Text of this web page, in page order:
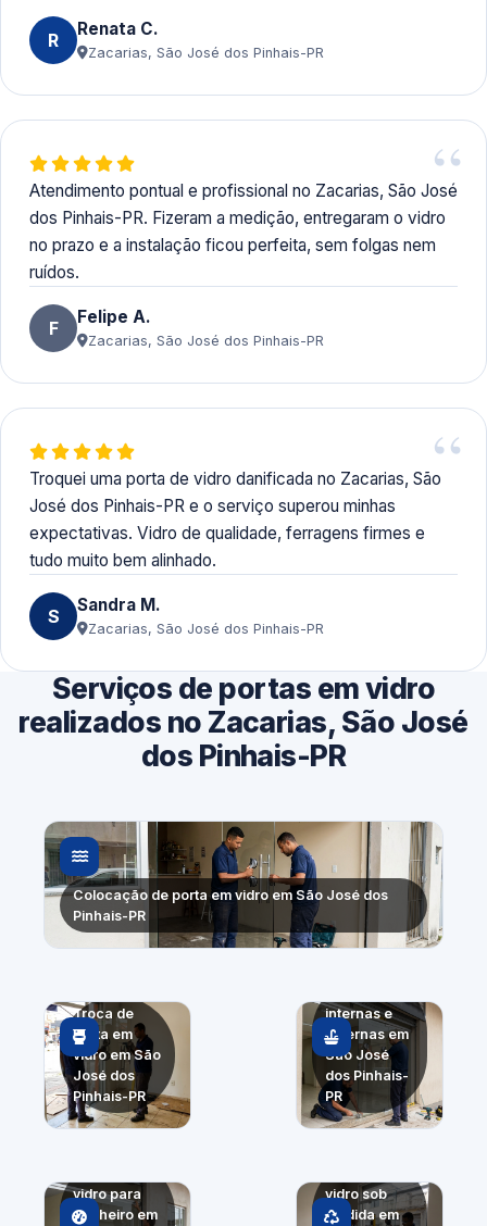
R Renata C.
Zacarias, São José dos Pinhais-PR
Atendimento pontual e profissional no Zacarias, São José
dos Pinhais-PR. Fizeram a medição, entregaram o vidro
no prazo e a instalação ficou perfeita, sem folgas nem
ruídos.
F Felipe A.
Zacarias, São José dos Pinhais-PR
Troquei uma porta de vidro danificada no Zacarias, São
José dos Pinhais-PR e o serviço superou minhas
expectativas. Vidro de qualidade, ferragens firmes e
tudo muito bem alinhado.
S Sandra M.
Zacarias, São José dos Pinhais-PR
Serviços de portas em vidro
realizados no Zacarias, São José
dos Pinhais-PR
Colocação de porta em vidro em São José dos
Pinhais-PR
Troca de
porta em
vidro em São
José dos
Pinhais-PR
internas e
externas em
São José
dos Pinhais-
PR
vidro para
banheiro em
vidro sob
medida em